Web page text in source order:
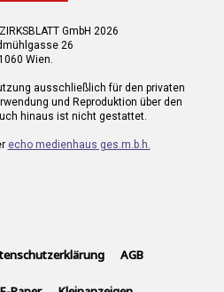
GmbH 2026
26
Wien.
ausschließlich für den privaten
und Reproduktion über den
hinaus ist nicht gestattet.
echo medienhaus ges.m.b.h.
AGB